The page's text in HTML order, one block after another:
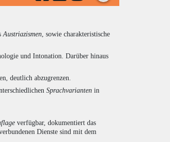
Austriazismen , sowie charakteristische
und Intonation. Darüber hinaus
deutlich abzugrenzen.
Sprachvarianten in
verfügbar, dokumentiert das
Dienste sind mit dem